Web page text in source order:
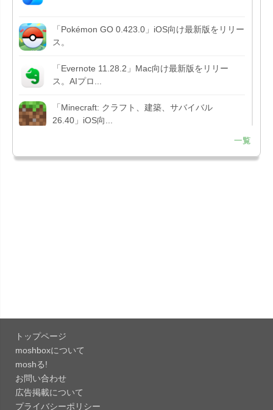
「Pokémon GO 0.423.0」iOS向け最新版をリリー
ス。
「Evernote 11.28.2」Mac向け最新版をリリー
ス。AIプロ...
「Minecraft: クラフト、建築、サバイバル
26.40」iOS向...
151.0.7922....
「Google 翻訳 10.31.311」iOS向け最新版をリリ
ース。
「Microsoft Excel 2.112.3」iOS向け最新版をリ
リ...
一覧
トップページ
moshboxについて
moshる!
お問い合わせ
広告掲載について
プライバシーポリシー